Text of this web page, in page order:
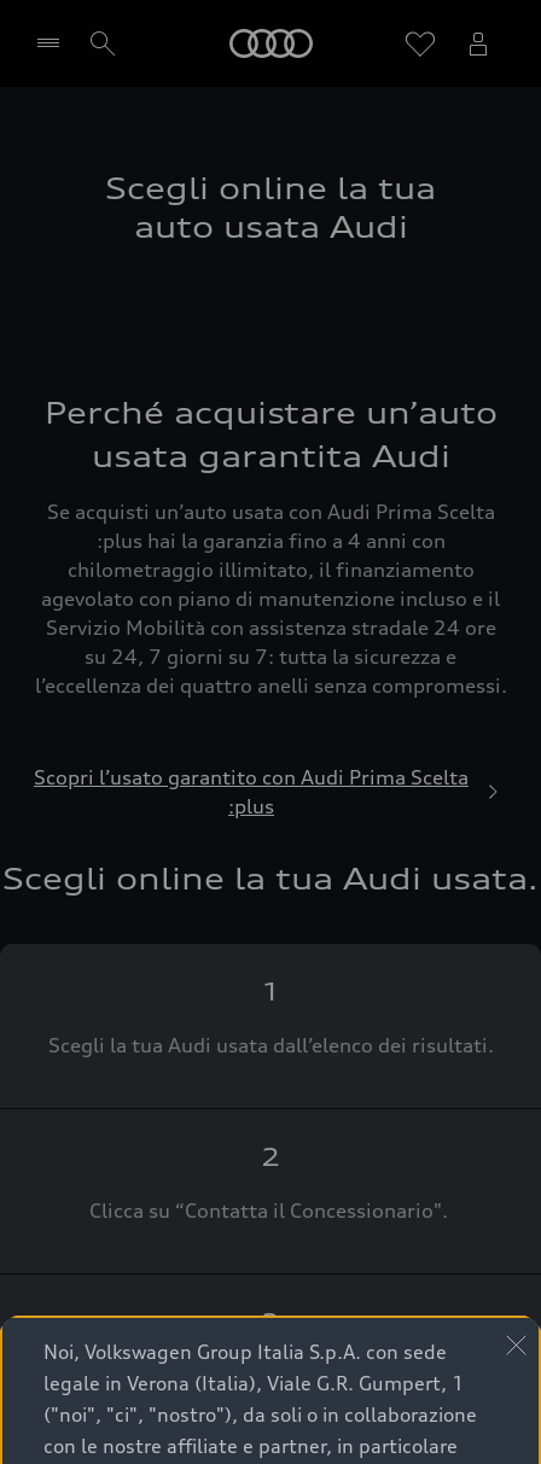
Scegli online la tua
auto usata Audi
Perché acquistare un’auto
usata garantita Audi
Se acquisti un’auto usata con Audi Prima Scelta
:plus hai la garanzia fino a 4 anni con
chilometraggio illimitato, il finanziamento
agevolato con piano di manutenzione incluso e il
Servizio Mobilità con assistenza stradale 24 ore
su 24, 7 giorni su 7: tutta la sicurezza e
l’eccellenza dei quattro anelli senza compromessi.
Scopri l’usato garantito con Audi Prima Scelta
:plus
Scegli online la tua Audi usata.
1
Scegli la tua Audi usata dall’elenco dei risultati.
2
Clicca su “Contatta il Concessionario".
3
A breve verrai ricontattato dal Customer Care
Audi Center o direttamente dal Concessionario
che ti supporterà per finalizzare la tua richiesta.
Noi, Volkswagen Group Italia S.p.A. con sede
legale in Verona (Italia), Viale G.R. Gumpert, 1
("noi", "ci", "nostro"), da soli o in collaborazione
con le nostre affiliate e partner, in particolare